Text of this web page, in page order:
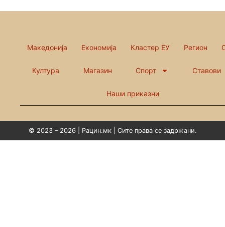
Македонија Економија Кластер ЕУ Регион
Култура Магазин Спорт Ставови
Наши приказни
© 2023 – 2026 | Рацин.мк | Сите права се задржани.